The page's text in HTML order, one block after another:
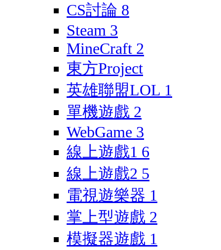
CS討論 8
Steam 3
MineCraft 2
東方Project
英雄聯盟LOL 1
單機遊戲 2
WebGame 3
線上遊戲1 6
線上遊戲2 5
電視遊樂器 1
掌上型遊戲 2
模擬器遊戲 1